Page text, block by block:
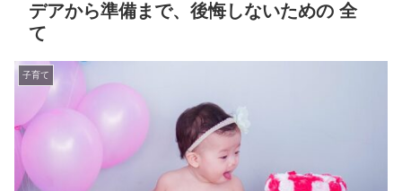
デアから準備まで、後悔しないための 全
て
子育て